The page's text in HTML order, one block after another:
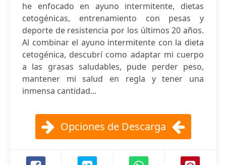
he enfocado en ayuno intermitente, dietas
cetogénicas, entrenamiento con pesas y
deporte de resistencia por los últimos 20 años.
Al combinar el ayuno intermitente con la dieta
cetogénica, descubrí como adaptar mi cuerpo
a las grasas saludables, pude perder peso,
mantener mi salud en regla y tener una
inmensa cantidad...
Opciones de Descarga